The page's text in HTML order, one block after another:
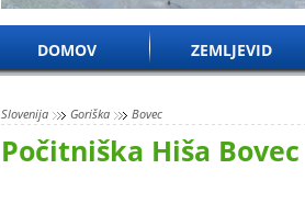
DOMOV ZEMLJEVID
Slovenija Goriška Bovec
Počitniška Hiša Bovec